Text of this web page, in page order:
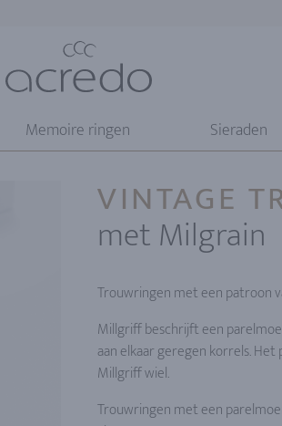
Memoire ringen Sieraden
VINTAGE
met Milgrain
Trouwringen met een patroon
Millgriff beschrijft een
aan elkaar geregen korrels.
Millgriff wiel.
Trouwringen met een